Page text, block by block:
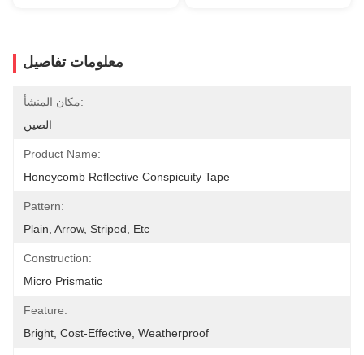
معلومات تفاصيل
مكان المنشأ:
الصين
Product Name:
Honeycomb Reflective Conspicuity Tape
Pattern:
Plain, Arrow, Striped, Etc
Construction:
Micro Prismatic
Feature:
Bright, Cost-Effective, Weatherproof